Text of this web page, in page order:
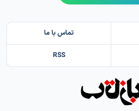
تماس با ما
RSS